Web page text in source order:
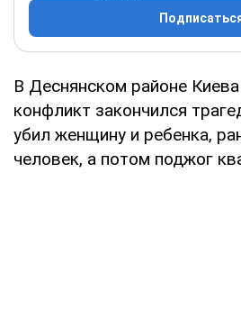
В Деснянском районе
конфликт закончился
убил женщину и ребенка,
человек, а потом поджог